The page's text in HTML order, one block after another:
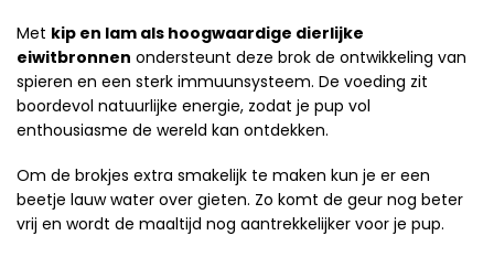
Met kip en lam als hoogwaardige dierlijke
eiwitbronnen ondersteunt deze brok de ontwikkeling van
spieren en een sterk immuunsysteem. De voeding zit
boordevol natuurlijke energie, zodat je pup vol
enthousiasme de wereld kan ontdekken.
Om de brokjes extra smakelijk te maken kun je er een
beetje lauw water over gieten. Zo komt de geur nog beter
vrij en wordt de maaltijd nog aantrekkelijker voor je pup.